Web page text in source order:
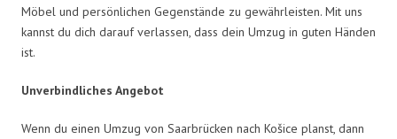
Möbel und persönlichen Gegenstände zu gewährleisten. Mit uns
kannst du dich darauf verlassen, dass dein Umzug in guten Händen
ist.
Unverbindliches Angebot
Wenn du einen Umzug von Saarbrücken nach Košice planst, dann